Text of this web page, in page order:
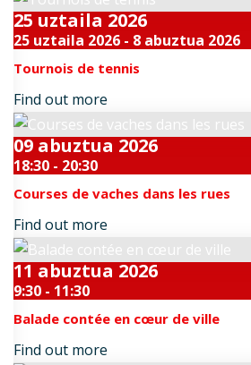
25uztaila2026
25 uztaila 2026 - 8 abuztua 2026
Tournois de tennis
Find out more
09 abuztua 2026
18:30 - 20:30
Courses de vaches dans les rues
Find out more
11 abuztua 2026
9:30 - 11:30
Balade contée en cœur de ville
Find out more